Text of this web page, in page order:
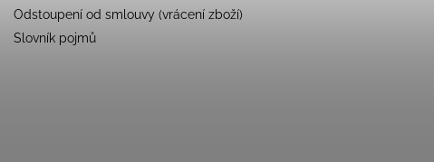
Odstoupení od smlouvy (vrácení zboží)
Slovník pojmů